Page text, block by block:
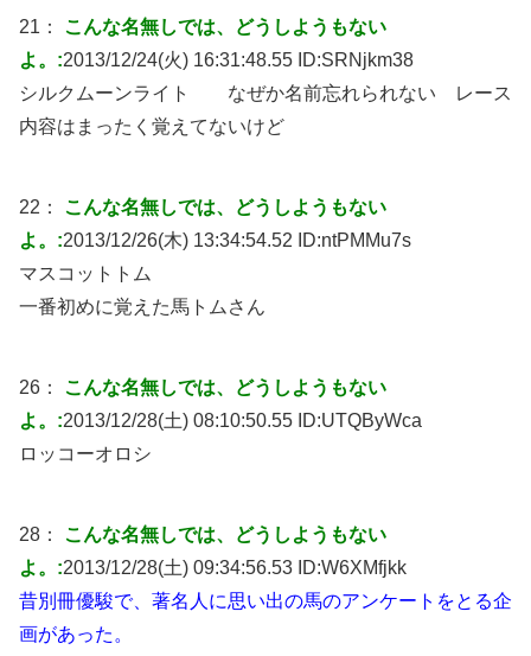
21： こんな名無しでは、どうしようもない
よ。:2013/12/24(火) 16:31:48.55 ID:SRNjkm38
シルクムーンライト なぜか名前忘れられない レース
内容はまったく覚えてないけど
22： こんな名無しでは、どうしようもない
よ。:2013/12/26(木) 13:34:54.52 ID:ntPMMu7s
マスコットトム
一番初めに覚えた馬トムさん
26： こんな名無しでは、どうしようもない
よ。:2013/12/28(土) 08:10:50.55 ID:UTQByWca
ロッコーオロシ
28： こんな名無しでは、どうしようもない
よ。:2013/12/28(土) 09:34:56.53 ID:W6XMfjkk
昔別冊優駿で、著名人に思い出の馬のアンケートをとる企
画があった。